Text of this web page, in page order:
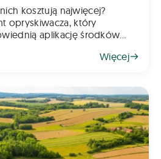
kosztują najwięcej?
opryskiwacza, który
aplikację środków
Więcej